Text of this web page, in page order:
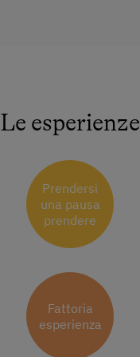
Le esperienze
Prendersi
una pausa
prendere
Fattoria
esperienza